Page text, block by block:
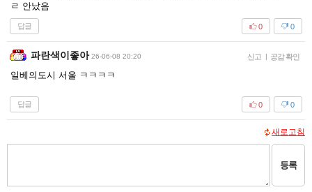
ㄹ 안났음
답글 0
0
파란색이좋아 26-06-08 20:20 신고 | 공감 확인
일베의도시 서울 ㅋㅋㅋㅋ
답글 0
0
새로고침
등록